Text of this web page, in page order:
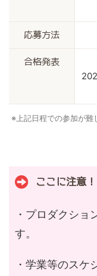
応募方法
合格発表
※上記日程での参加が難
ここに注意！
・プロダクショ
す。
・学業等のスケ